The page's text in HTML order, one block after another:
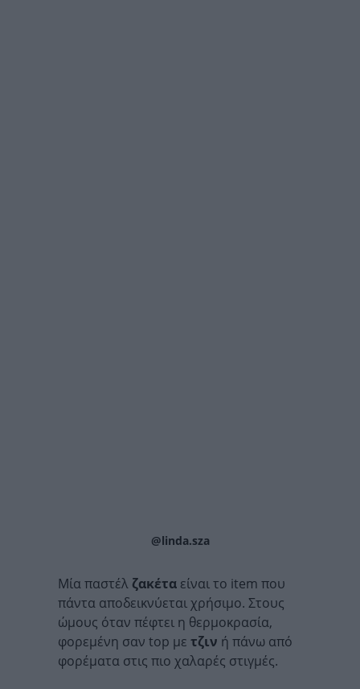
@linda.sza
Μία παστέλ ζακέτα είναι το item που
πάντα αποδεικνύεται χρήσιμο. Στους
ώμους όταν πέφτει η θερμοκρασία,
φορεμένη σαν top με τζιν ή πάνω από
φορέματα στις πιο χαλαρές στιγμές.